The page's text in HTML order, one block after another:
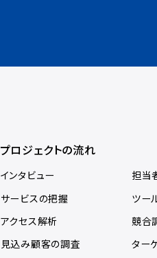
プロジェクトの流れ
インタビュー
担当
サービスの把握
ツー
アクセス解析
競合
見込み顧客の調査
ター